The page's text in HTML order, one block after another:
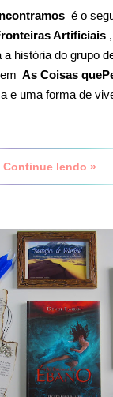
é o
Artificiais
a história do grupo
As Coisas
e uma forma de
Continue lendo »